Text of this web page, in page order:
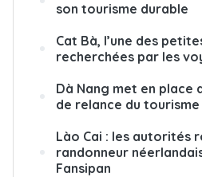
son tourisme durable
Cat Bà, l’une des
recherchées par les
Dà Nang met en place
de relance du
Lào Cai : les autorités
randonneur
Fansipan